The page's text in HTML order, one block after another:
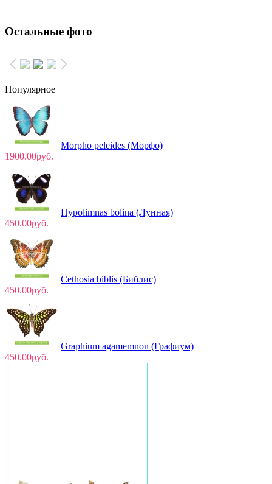
Остальные фото
Популярное
Morpho peleides (Морфо)
1900.00руб.
Hypolimnas bolina (Лунная)
450.00руб.
Cethosia biblis (Библис)
450.00руб.
Graphium agamemnon (Графиум)
450.00руб.